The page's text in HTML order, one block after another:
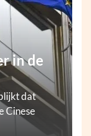
in de
dat
Cinese